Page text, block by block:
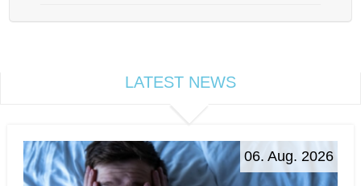
LATEST NEWS
06. Aug. 2026